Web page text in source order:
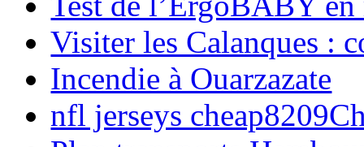
Visiter les Calanques :
Incendie à Ouarzazate
nfl jerseys